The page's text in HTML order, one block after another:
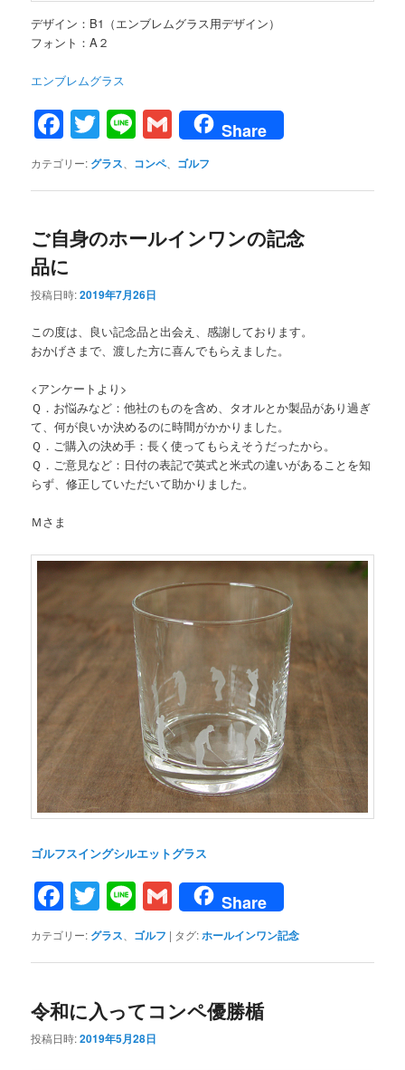
デザイン：B1（エンブレムグラス用デザイン）
フォント：A２
エンブレムグラス
Facebook
Twitter
LineGmail
Share
カテゴリー: グラス コンペ、 ゴルフ
ご自身のホールインワンの記念
品に
投稿日時:2019年7月26日
この度は、良い記念品と出会え、感謝しております。
おかげさまで、渡した方に喜んでもらえました。
<アンケートより>
Ｑ．お悩みなど：他社のものを含め、タオルとか製品があり過ぎ
て、何が良いか決めるのに時間がかかりました。
Ｑ．ご購入の決め手：長く使ってもらえそうだったから。
Ｑ．ご意見など：日付の表記で英式と米式の違いがあることを知
らず、修正していただいて助かりました。
Ｍさま
ゴルフスイングシルエットグラス
Facebook
Twitter
LineGmail
Share
カテゴリー: グラス ゴルフ | タグ:ホールインワン記念
令和に入ってコンペ優勝楯
投稿日時:2019年5月28日